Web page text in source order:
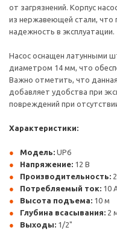
от загрязнений. Корпус
из нержавеющей стали, что
надежность в эксплуатации.
Насос оснащен латунными
диаметром 14 мм, что
Важно отметить, что
добавляет удобства при
повреждений при
Характеристики:
Модель: UP6
Напряжение: 12 В
Производительность:
Потребляемый ток: 10
Высота подъема: 10 м
Глубина всасывания: 2
Выходы: 1/2"